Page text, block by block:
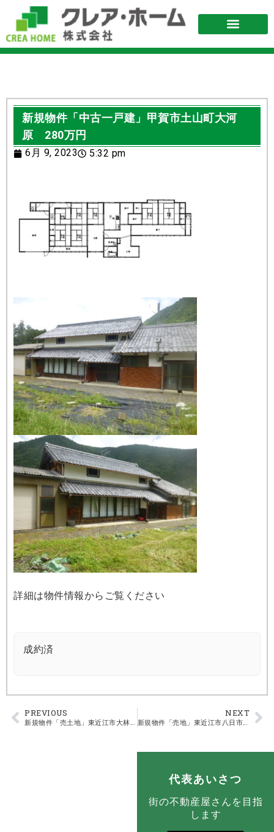
新規物件「中古一戸建」甲賀市土山町大河
原 280万円
6月 9, 2023 5:32 pm
詳細は物件情報からご覧ください
成約済
PREVIOUS
新規物件「売土地」東近江市大林町 150万円
NEXT
新規物件「売地」東近江市八日市本町 50万円
代表あいさつ
街の不動産屋さんを目指
します